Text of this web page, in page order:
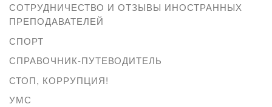
СОТРУДНИЧЕСТВО И ОТЗЫВЫ ИНОСТРАННЫХ
ПРЕПОДАВАТЕЛЕЙ
СПОРТ
СПРАВОЧНИК-ПУТЕВОДИТЕЛЬ
СТОП, КОРРУПЦИЯ!
УМС